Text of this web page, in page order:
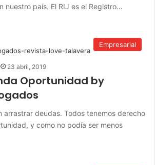
nuestro país. El RIJ es el Registro…
Empresarial
23 abril, 2019
Oportunidad by
arrastrar deudas. Todos tenemos derecho
y como no podía ser menos